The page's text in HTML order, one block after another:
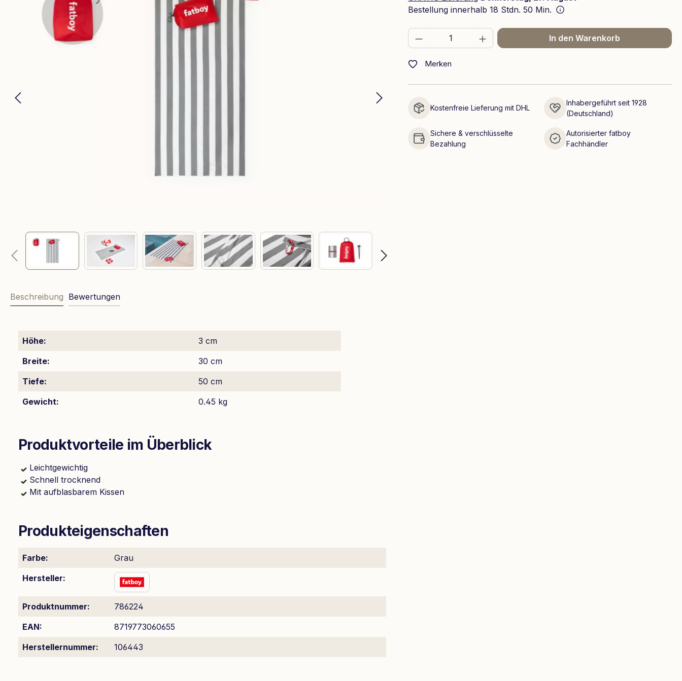
Bestellung innerhalb 18 Stdn. 50 Min.
Produkt Anzahl: Gib den gewünschten Wert
In den Warenkorb
Merken
Kostenfreie Lieferung mit DHL
Inhabergeführt seit 1928
(Deutschland)
Sichere & verschlüsselte
Bezahlung
Autorisierter fatboy
Fachhändler
Beschreibung Bewertungen
Höhe:
3 cm
Breite:
30 cm
Tiefe:
50 cm
Gewicht:
0.45 kg
Produktvorteile im Überblick
Leichtgewichtig
Schnell trocknend
Mit aufblasbarem Kissen
Produkteigenschaften
Farbe:
Grau
Hersteller:
Produktnummer:
786224
EAN:
8719773060655
Herstellernummer:
106443